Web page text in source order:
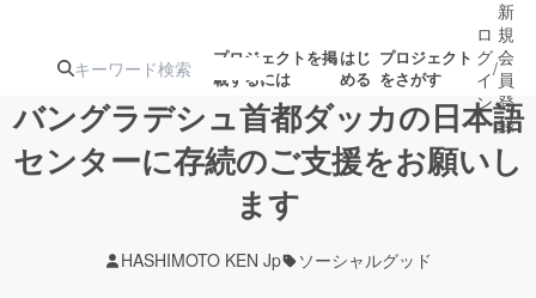
プロジェクトを掲
載するには
はじ
める
プロジェクト
をさがす
注目の新着プロ募集終了が近いプ
ロ
グ
イ
ン
/
新
規
会
員
登
録
バングラデシュ首都ダッカの日本語
センターに存続のご支援をお願いし
ます
HASHIMOTO KEN Jp ソーシャルグッド